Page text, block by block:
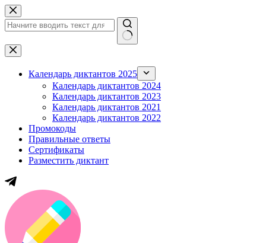
Перейти
к
сути
Ничего
не
найденоКалендарь диктантов 2025
Календарь диктантов 2024
Календарь диктантов 2023
Календарь диктантов 2021
Календарь диктантов 2022
Промокоды
Правильные ответы
Сертификаты
Разместить диктант